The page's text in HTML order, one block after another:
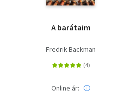
A barátaim
Fredrik Backman
Online ár: